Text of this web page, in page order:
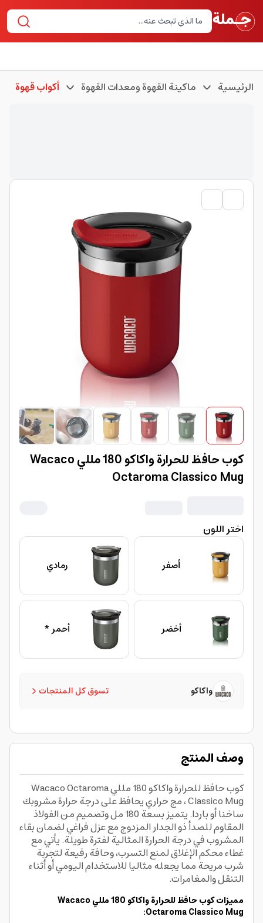
الرئيسية ماكينة القهوة ومعدات القهوة أكواب قهوة
كوب حافظ للحرارة واكاكو 180 مللي Wacaco
Octaroma Classico Mug
اختر اللون
أصفر رمادي
أخضر أحمر *
تسوق كل المنتجات واكاكو
وصف المنتج
كوب حافظ للحرارة واكاكو 180 مللي Wacaco Octaroma
Classico Mug ، مج حراري يحافظ على درجة حرارة مشروبك
ساخنا أو باردا. يتميز بسعة 180 مل وتصميم من الفولاذ
المقاوم للصدأ ذو الجدار المزدوج مع عزل فراغي لضمان بقاء
المشروب في درجة الحرارة المثالية لفترة طويلة. يأتي مع
غطاء محكم الإغلاق لمنع التسرب، وحافة رفيعة لتجربة
شرب مريحة مما يجعله مثاليا للاستخدام اليومي أو أثناء
التنقل والمغامرات.
مميزات كوب حافظ للحرارة واكاكو 180 مللي Wacaco
Octaroma Classico Mug: